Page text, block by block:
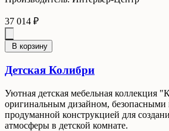
37 014 ₽
В корзину
Детская Колибри
Уютная детская мебельная коллекция
оригинальным дизайном, безопасными
продуманной конструкцией для
атмосферы в детской комнате.